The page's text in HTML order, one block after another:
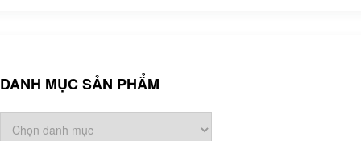
DANH MỤC SẢN PHẨM